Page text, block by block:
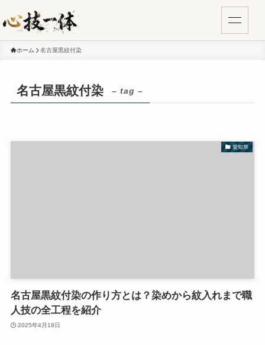
ホーム 名古屋黒紋付染
名古屋黒紋付染 – tag –
愛知県
名古屋黒紋付染の作り方とは？染めから紋入れまで職
人技の全工程を紹介
2025年4月18日